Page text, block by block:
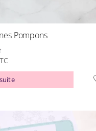
Pompons